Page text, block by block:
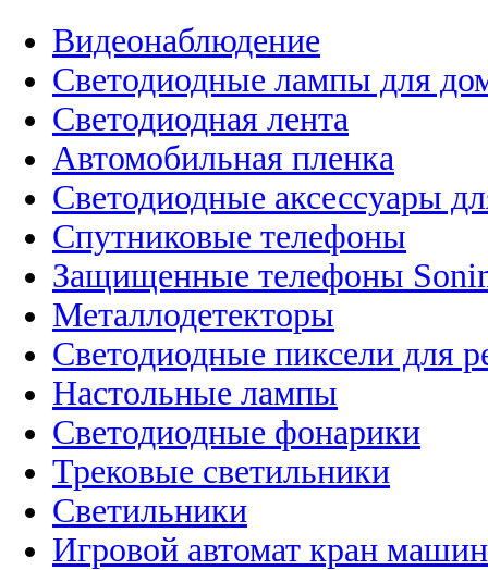
Видеонаблюдение
Светодиодные лампы для
Светодиодная лента
Автомобильная пленка
Светодиодные аксессуары
Спутниковые телефоны
Защищенные телефоны
Металлодетекторы
Светодиодные пиксели для
Настольные лампы
Светодиодные фонарики
Трековые светильники
Светильники
Игровой автомат кран